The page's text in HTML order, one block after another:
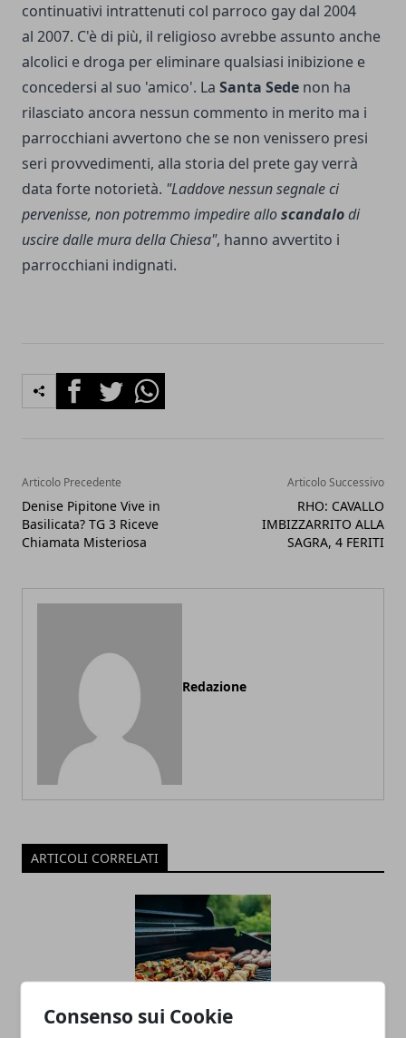
Consenso sui Cookie
continuativi intrattenuti col parroco gay dal 2004
al 2007. C'è di più, il religioso avrebbe assunto anche
alcolici e droga per eliminare qualsiasi inibizione e
concedersi al suo 'amico'. La Santa Sede non ha
rilasciato ancora nessun commento in merito ma i
parrocchiani avvertono che se non venissero presi
seri provvedimenti, alla storia del prete gay verrà
data forte notorietà. "Laddove nessun segnale ci
pervenisse, non potremmo impedire alloscandalodi
uscire dalle mura della Chiesa", hanno avvertito i
parrocchiani indignati.
FacebookTwitterWhatsapp
Articolo Precedente
Denise Pipitone Vive in
Basilicata? TG 3 Riceve
Chiamata Misteriosa
Articolo Successivo
RHO: CAVALLO
IMBIZZARRITO ALLA
SAGRA, 4 FERITI
Redazione
ARTICOLI CORRELATI